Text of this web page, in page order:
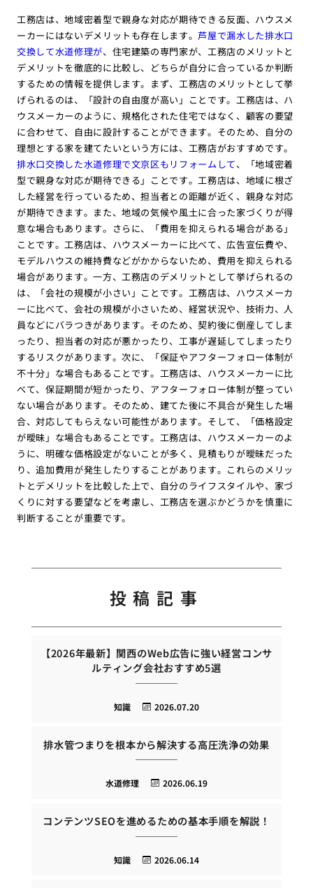
工務店は、地域密着型で親身な対応が期待できる反面、ハウスメ
ーカーにはないデメリットも存在します。芦屋で漏水した排水口
交換して水道修理が、住宅建築の専門家が、工務店のメリットと
デメリットを徹底的に比較し、どちらが自分に合っているか判断
するための情報を提供します。まず、工務店のメリットとして挙
げられるのは、「設計の自由度が高い」ことです。工務店は、ハ
ウスメーカーのように、規格化された住宅ではなく、顧客の要望
に合わせて、自由に設計することができます。そのため、自分の
理想とする家を建てたいという方には、工務店がおすすめです。
排水口交換した水道修理で文京区もリフォームして、「地域密着
型で親身な対応が期待できる」ことです。工務店は、地域に根ざ
した経営を行っているため、担当者との距離が近く、親身な対応
が期待できます。また、地域の気候や風土に合った家づくりが得
意な場合もあります。さらに、「費用を抑えられる場合がある」
ことです。工務店は、ハウスメーカーに比べて、広告宣伝費や、
モデルハウスの維持費などがかからないため、費用を抑えられる
場合があります。一方、工務店のデメリットとして挙げられるの
は、「会社の規模が小さい」ことです。工務店は、ハウスメーカ
ーに比べて、会社の規模が小さいため、経営状況や、技術力、人
員などにバラつきがあります。そのため、契約後に倒産してしま
ったり、担当者の対応が悪かったり、工事が遅延してしまったり
するリスクがあります。次に、「保証やアフターフォロー体制が
不十分」な場合もあることです。工務店は、ハウスメーカーに比
べて、保証期間が短かったり、アフターフォロー体制が整ってい
ない場合があります。そのため、建てた後に不具合が発生した場
合、対応してもらえない可能性があります。そして、「価格設定
が曖昧」な場合もあることです。工務店は、ハウスメーカーのよ
うに、明確な価格設定がないことが多く、見積もりが曖昧だった
り、追加費用が発生したりすることがあります。これらのメリッ
トとデメリットを比較した上で、自分のライフスタイルや、家づ
くりに対する要望などを考慮し、工務店を選ぶかどうかを慎重に
判断することが重要です。
投稿記事
【2026年最新】関西のWeb広告に強い経営コンサ
ルティング会社おすすめ5選
2026.07.20
知識
排水管つまりを根本から解決する高圧洗浄の効果
2026.06.19
水道修理
コンテンツSEOを進めるための基本手順を解説！
2026.06.14
知識